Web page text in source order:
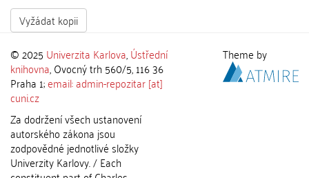
Vyžádat kopii
© 2025 Univerzita Karlova,Ústřední
knihovna, Ovocný trh 560/5, 116 36
Praha 1;email: admin-repozitar [at]
cuni.cz
Za dodržení všech ustanovení
autorského zákona jsou
zodpovědné jednotlivé složky
Univerzity Karlovy. / Each
Theme by